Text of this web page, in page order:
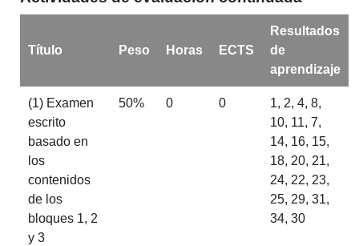
Título Peso Horas ECTS
Resultados
de
aprendizaje
(1) Examen
escrito
basado en
los
contenidos
de los
bloques 1, 2
y 3
50% 0 0
1, 2, 4, 8,
10, 11, 7,
14, 16, 15,
18, 20, 21,
24, 22, 23,
25, 29, 31,
34, 30